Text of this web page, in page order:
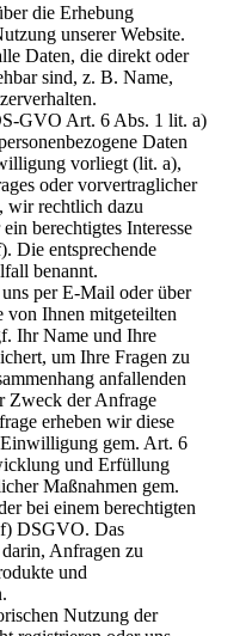
die Erhebung
unserer Website.
Daten, die direkt oder
sind, z. B. Name,
GVO Art. 6 Abs. 1 lit. a)
Daten
vorliegt (lit. a),
oder vorvertraglicher
wir rechtlich dazu
berechtigtes Interesse
Die entsprechende
benannt.
per E-Mail oder über
Ihnen mitgeteilten
Ihr Name und Ihre
um Ihre Fragen zu
anfallenden
Zweck der Anfrage
erheben wir diese
gem. Art. 6
und Erfüllung
Maßnahmen gem.
bei einem berechtigten
DSGVO. Das
Anfragen zu
und
Nutzung der